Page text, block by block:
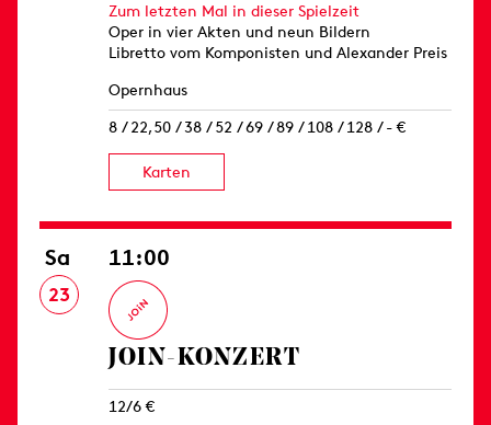
Zum letzten Mal in dieser Spielzeit
Oper in vier Akten und neun Bildern
Libretto vom Komponisten und Alexander Preis
Opernhaus
8 / 22,50 / 38 / 52 / 69 / 89 / 108 / 128 / - €
Karten
Sa
23
11:00
JOIN-KONZERT
12/6 €